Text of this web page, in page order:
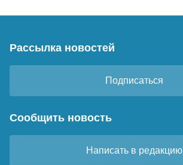
Рассылка новостей
Подписаться
Сообщить новость
Написать в редакцию